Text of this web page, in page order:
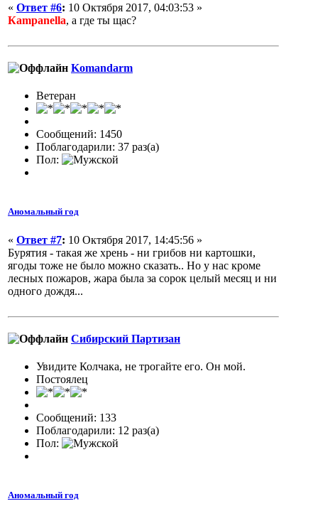
« Ответ #6: 10 Октября 2017, 04:03:53 »
Кampanella, а где ты щас?
Komandarm
Ветеран
Сообщений: 1450
Поблагодарили: 37 раз(а)
Пол:
Аномальный год
« Ответ #7: 10 Октября 2017, 14:45:56 »
Бурятия - такая же хрень - ни грибов ни картошки,
ягоды тоже не было можно сказать.. Но у нас кроме
лесных пожаров, жара была за сорок целый месяц и ни
одного дождя...
Сибирский Партизан
Увидите Колчака, не трогайте его. Он мой.
Постоялец
Сообщений: 133
Поблагодарили: 12 раз(а)
Пол:
Аномальный год